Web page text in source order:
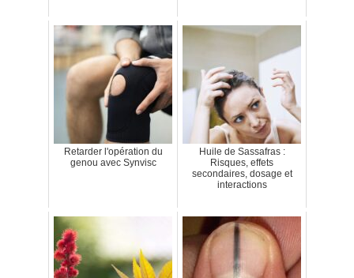
Retarder l'opération du
genou avec Synvisc
Huile de Sassafras :
Risques, effets
secondaires, dosage et
interactions